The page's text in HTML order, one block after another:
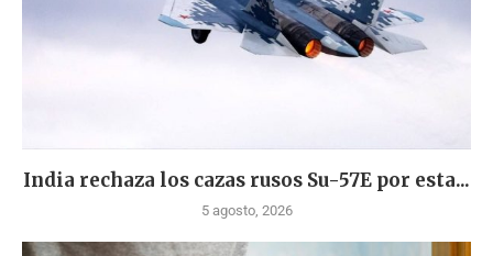
India rechaza los cazas rusos Su-57E por esta...
5 agosto, 2026